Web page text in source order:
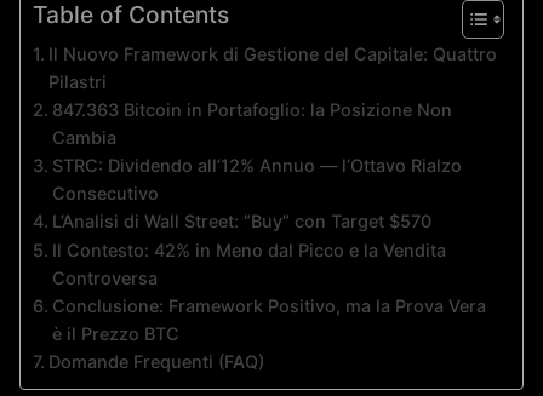
Table of Contents
Il Nuovo Framework di Gestione del Capitale: Quattro
Pilastri
847.363 Bitcoin in Portafoglio: la Posizione Non
Cambia
STRC: Dividendo all’12% Annuo — l’Ottavo Rialzo
Consecutivo
L’Analisi di Wall Street: “Buy” con Target $570
Il Contesto: 42% in Meno dal Picco e la Vendita
Controversa
Conclusione: Framework Positivo, ma la Prova Vera
è il Prezzo BTC
Domande Frequenti (FAQ)